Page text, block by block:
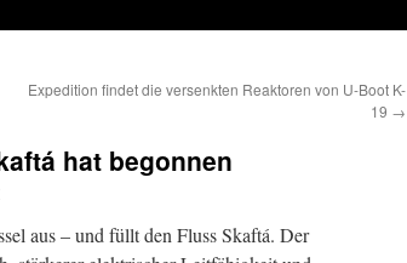
Expedition findet die versenkten Reaktoren von U-Boot K-
19 →
hat begonnen
aus – und füllt den Fluss Skaftá. Der